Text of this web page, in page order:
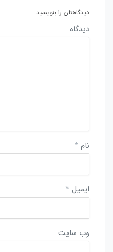
دیدگاهتان را بنویسید
دیدگاه
نام *
ایمیل *
وب‌ سایت